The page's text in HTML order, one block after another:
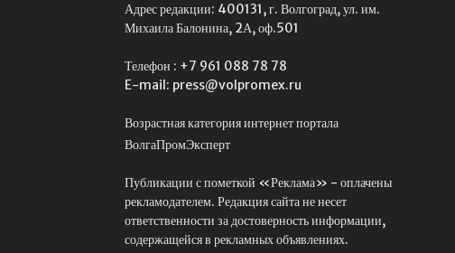
Адрес редакции: 400131, г. Волгоград, ул. им.
Михаила Балонина, 2А, оф.501
Телефон : +7 961 088 78 78
E-mail: press@volpromex.ru
Возрастная категория интернет портала
ВолгаПромЭксперт
Публикации с пометкой «Реклама» - оплачены
рекламодателем. Редакция сайта не несет
ответственности за достоверность информации,
содержащейся в рекламных объявлениях.